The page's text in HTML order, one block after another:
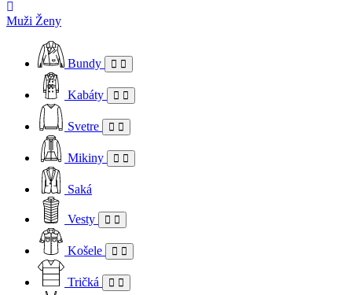
Muži Ženy
Bundy
Kabáty
Svetre
Mikiny
Saká
Vesty
Košele
Tričká